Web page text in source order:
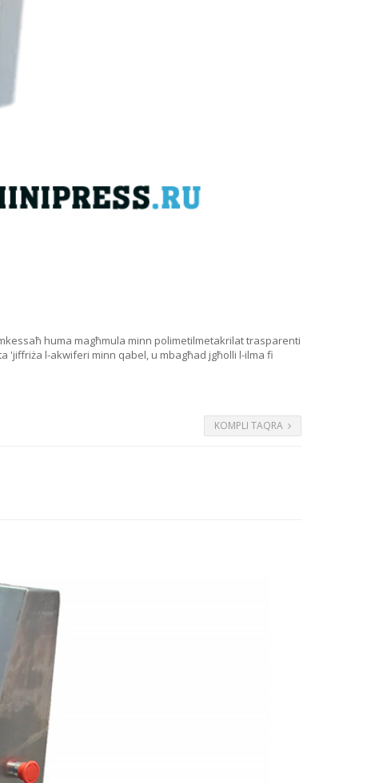
huma magħmula minn polimetilmetakrilat trasparenti
'jiffriża l-akwiferi minn qabel, u mbagħad jgħolli l-ilma fi
KOMPLI TAQRA